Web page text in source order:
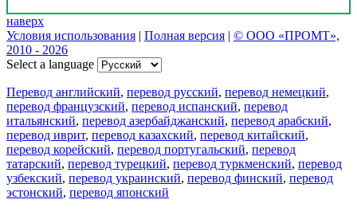
наверх
Условия использования | Полная версия | © ООО «ПРОМТ»,
2010 - 2026
Select a language
Перевод английский, перевод русский, перевод немецкий,
перевод французский, перевод испанский, перевод
итальянский, перевод азербайджанский, перевод арабский,
перевод иврит, перевод казахский, перевод китайский,
перевод корейский, перевод португальский, перевод
татарский, перевод турецкий, перевод туркменский, перевод
узбекский, перевод украинский, перевод финский, перевод
эстонский, перевод японский